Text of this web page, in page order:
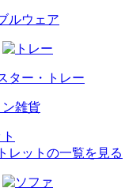
ルウェア
ター・ トレー
雑貨
レットの一覧を見る